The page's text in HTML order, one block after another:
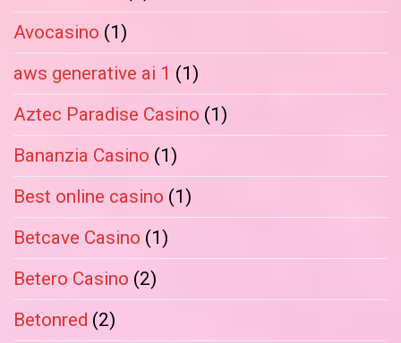
Avocasino (1)
aws generative ai 1 (1)
Aztec Paradise Casino (1)
Bananzia Casino (1)
Best online casino (1)
Betcave Casino (1)
Betero Casino (2)
Betonred (2)